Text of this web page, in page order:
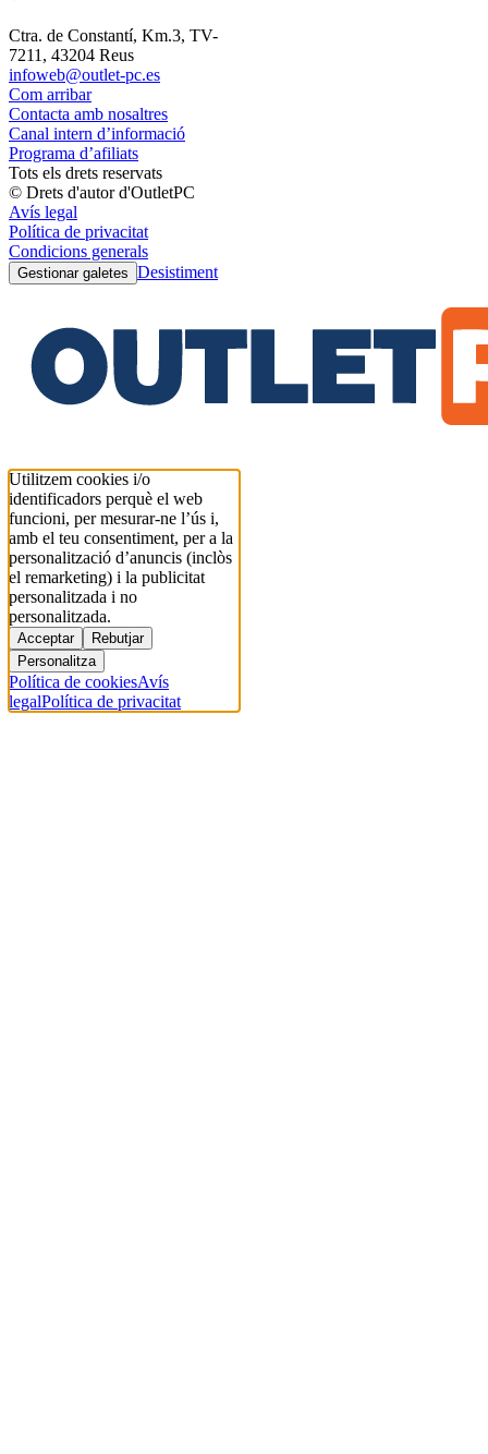
Ctra. de Constantí, Km.3, TV-
7211, 43204 Reus
infoweb@outlet-pc.es
Com arribar
Contacta amb nosaltres
Canal intern d’informació
Programa d’afiliats
Tots els drets reservats
© Drets d'autor d'OutletPC
Avís legal
Política de privacitat
Condicions generals
Gestionar galetes Desistiment
Utilitzem cookies i/o
identificadors perquè el web
funcioni, per mesurar-ne l’ús i,
amb el teu consentiment, per a la
personalització d’anuncis (inclòs
el remarketing) i la publicitat
personalitzada i no
personalitzada.
Acceptar
Rebutjar
Personalitza
Política de cookiesAvís
legalPolítica de privacitat